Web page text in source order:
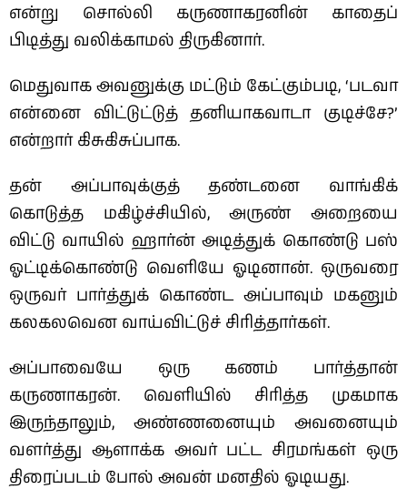
என்று சொல்லி கருணாகரனின் காதைப்
பிடித்து வலிக்காமல் திருகினார்.
மெதுவாக அவனுக்கு மட்டும் கேட்கும்படி, ‘படவா
என்னை விட்டுட்டுத் தனியாகவாடா குடிச்சே?’
என்றார் கிசுகிசுப்பாக.
தன் அப்பாவுக்குத் தண்டனை வாங்கிக்
கொடுத்த மகிழ்ச்சியில், அருண் அறையை
விட்டு வாயில் ஹார்ன் அடித்துக் கொண்டு பஸ்
ஓட்டிக்கொண்டு வெளியே ஓடினான். ஒருவரை
ஒருவர் பார்த்துக் கொண்ட அப்பாவும் மகனும்
கலகலவென வாய்விட்டுச் சிரித்தார்கள்.
அப்பாவையே ஒரு கணம் பார்த்தான்
கருணாகரன். வெளியில் சிரித்த முகமாக
இருந்தாலும், அண்ணனையும் அவனையும்
வளர்த்து ஆளாக்க அவர் பட்ட சிரமங்கள் ஒரு
திரைப்படம் போல் அவன் மனதில் ஓடியது.